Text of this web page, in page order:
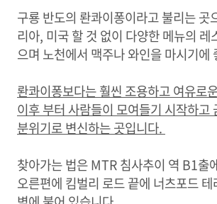
구룡 반도의 롼콰이퐁이라고 불리는 곳
리아, 미국 할 것 없이 다양한 메뉴의 레
으며 노천에서 맥주나 와인을 마시기에
롼콰이퐁보다는 훨씬 조용하고 여유로
이후 부터 사람들이 모여들기 시작하고
분위기로 변신하는 곳입니다.
찾아가는 법은 MTR 침사추이 역 B1출
오른편에 킴벌리 로드 끝에 너츠포드